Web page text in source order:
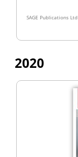
SAGE Publications Ltd
2020